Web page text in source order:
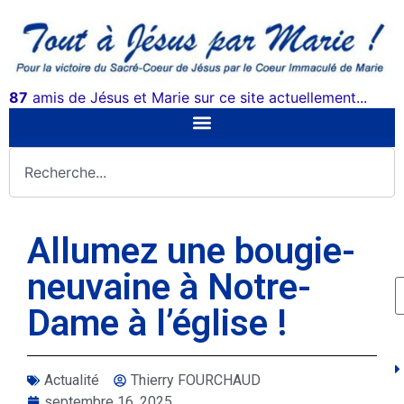
87 amis de Jésus et Marie sur ce site actuellement...
Allumez une bougie-
neuvaine à Notre-
Dame à l’église !
Actualité
Thierry FOURCHAUD